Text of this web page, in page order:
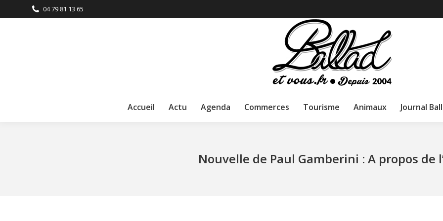
04 79 81 13 65
Accueil Actu Agenda Commerces Tourisme Animaux Journal
Nouvelle de Paul Gamberini : A propos de